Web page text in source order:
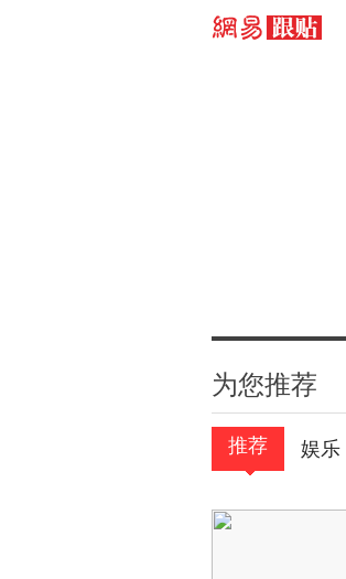
为您推荐
推荐 娱乐